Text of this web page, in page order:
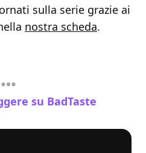
sulla serie grazie ai
nostra scheda.
su BadTaste